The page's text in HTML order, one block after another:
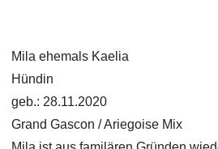
Mila ehemals Kaelia
Hündin
geb.: 28.11.2020
Grand Gascon / Ariegoise Mix